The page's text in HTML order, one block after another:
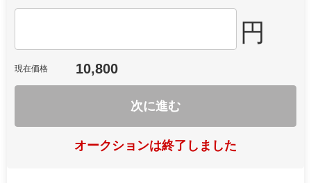
円
現在価格 10,800
次に進む
オークションは終了しました